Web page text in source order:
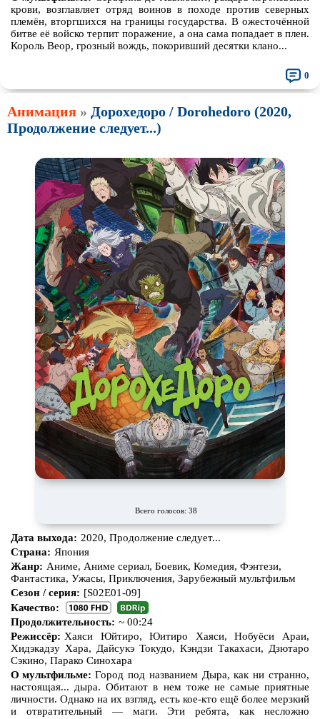
крови, возглавляет отряд воинов в походе против северных
племён, вторгшихся на границы государства. В ожесточённой
битве её войско терпит поражение, а она сама попадает в плен.
Король Веор, грозный вождь, покоривший десятки клано...
0
Анимация » Дорохедоро / Dorohedoro (2020,
Продолжение следует...)
Всего голосов: 38
Дата выхода: 2020, Продолжение следует...
Страна: Япония
Жанр: Аниме, Аниме сериал, Боевик, Комедия, Фэнтези,
Фантастика, Ужасы, Приключения, Зарубежный мультфильм
Сезон / серия: [S02E01-09]
Качество:
Продолжительность: ~ 00:24
Режиссёр: Хаяси Юйтиро, Юитиро Хаяси, Нобуёси Араи,
Хидэкадзу Хара, Дайсукэ Токудо, Кэндзи Такахаси, Дзютаро
Сэкино, Парако Синохара
О мультфильме: Город под названием Дыра, как ни странно,
настоящая... дыра. Обитают в нем тоже не самые приятные
личности. Однако на их взгляд, есть кое-кто ещё более мерзкий
и отвратительный — маги. Эти ребята, как несложно